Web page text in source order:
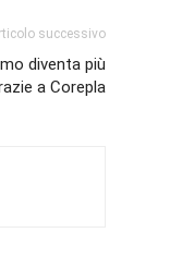
successivo
diventa più
a Corepla